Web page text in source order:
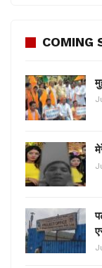
COMING